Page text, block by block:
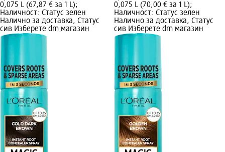
0,075 L (67,87 € за 1 L);
Наличност: Статус зелен
Налично за доставка, Статус
сив Изберете dm магазин
0,075 L (70,00 € за 1 L);
Наличност: Статус зелен
Налично за доставка, Статус
сив Изберете dm магазин